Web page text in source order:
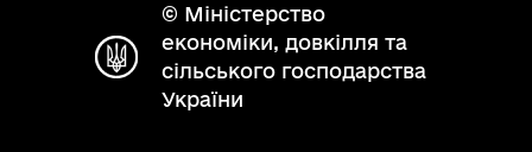
© Міністерство
економіки, довкілля та
сільського господарства
України